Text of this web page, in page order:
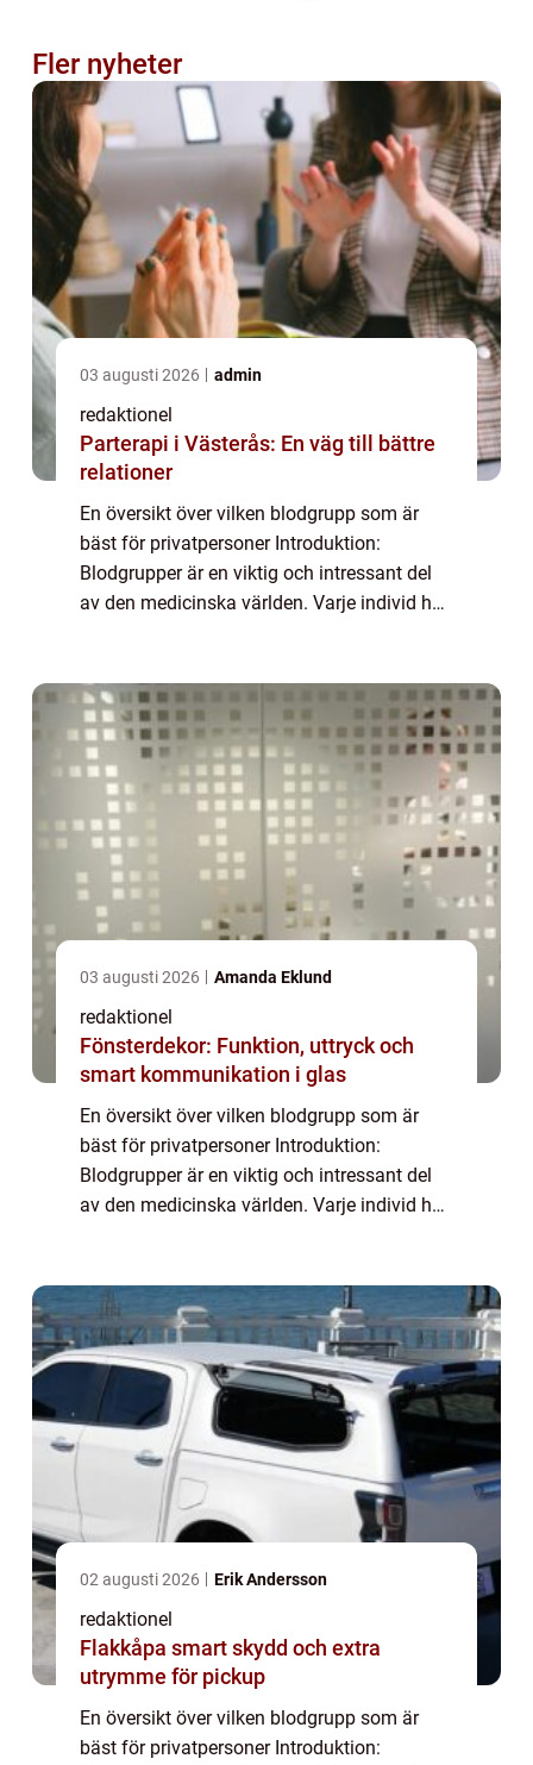
Fler nyheter
03 augusti 2026 admin
redaktionel
Parterapi i Västerås: En väg till bättre
relationer
En översikt över vilken blodgrupp som är
bäst för privatpersoner Introduktion:
Blodgrupper är en viktig och intressant del
av den medicinska världen. Varje individ har
03 augusti 2026 Amanda Eklund
redaktionel
Fönsterdekor: Funktion, uttryck och
smart kommunikation i glas
En översikt över vilken blodgrupp som är
bäst för privatpersoner Introduktion:
Blodgrupper är en viktig och intressant del
av den medicinska världen. Varje individ har
02 augusti 2026 Erik Andersson
redaktionel
Flakkåpa smart skydd och extra
utrymme för pickup
En översikt över vilken blodgrupp som är
bäst för privatpersoner Introduktion: